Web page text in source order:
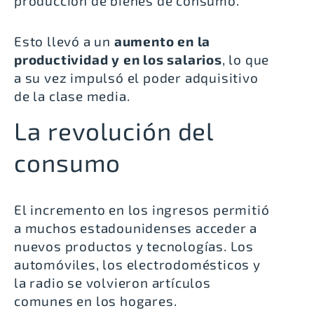
Esto llevó a un aumento en la
productividad y en los salarios, lo que
a su vez impulsó el poder adquisitivo
de la clase media.
La revolución del
consumo
El incremento en los ingresos permitió
a muchos estadounidenses acceder a
nuevos productos y tecnologías. Los
automóviles, los electrodomésticos y
la radio se volvieron artículos
comunes en los hogares.